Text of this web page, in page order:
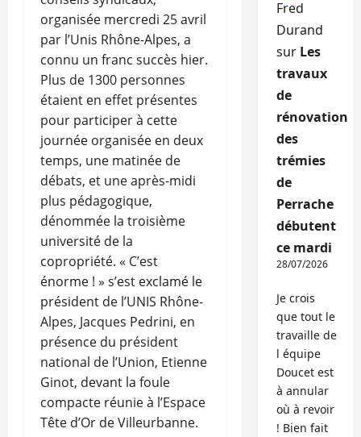
organisée mercredi 25 avril
par l’Unis Rhône-Alpes, a
connu un franc succès hier.
Plus de 1300 personnes
étaient en effet présentes
pour participer à cette
journée organisée en deux
temps, une matinée de
débats, et une après-midi
plus pédagogique,
dénommée la troisième
université de la
copropriété. « C’est
énorme ! » s’est exclamé le
président de l’UNIS Rhône-
Alpes, Jacques Pedrini, en
présence du président
national de l’Union, Etienne
Ginot, devant la foule
compacte réunie à l’Espace
Tête d’Or de Villeurbanne.
Fred
Durand
sur Les
travaux
de
rénovation
des
trémies
de
Perrache
débutent
ce mardi
28/07/2026
Je crois
que tout le
travaille de
l équipe
Doucet est
à annular
où à revoir
! Bien fait